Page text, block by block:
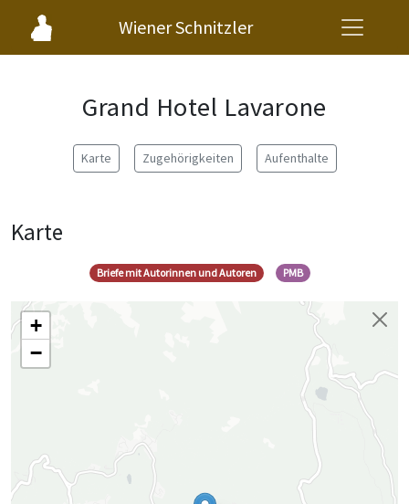
Wiener Schnitzler
Grand Hotel Lavarone
Karte Zugehörigkeiten Aufenthalte
Karte
Briefe mit Autorinnen und Autoren PMB
+
−